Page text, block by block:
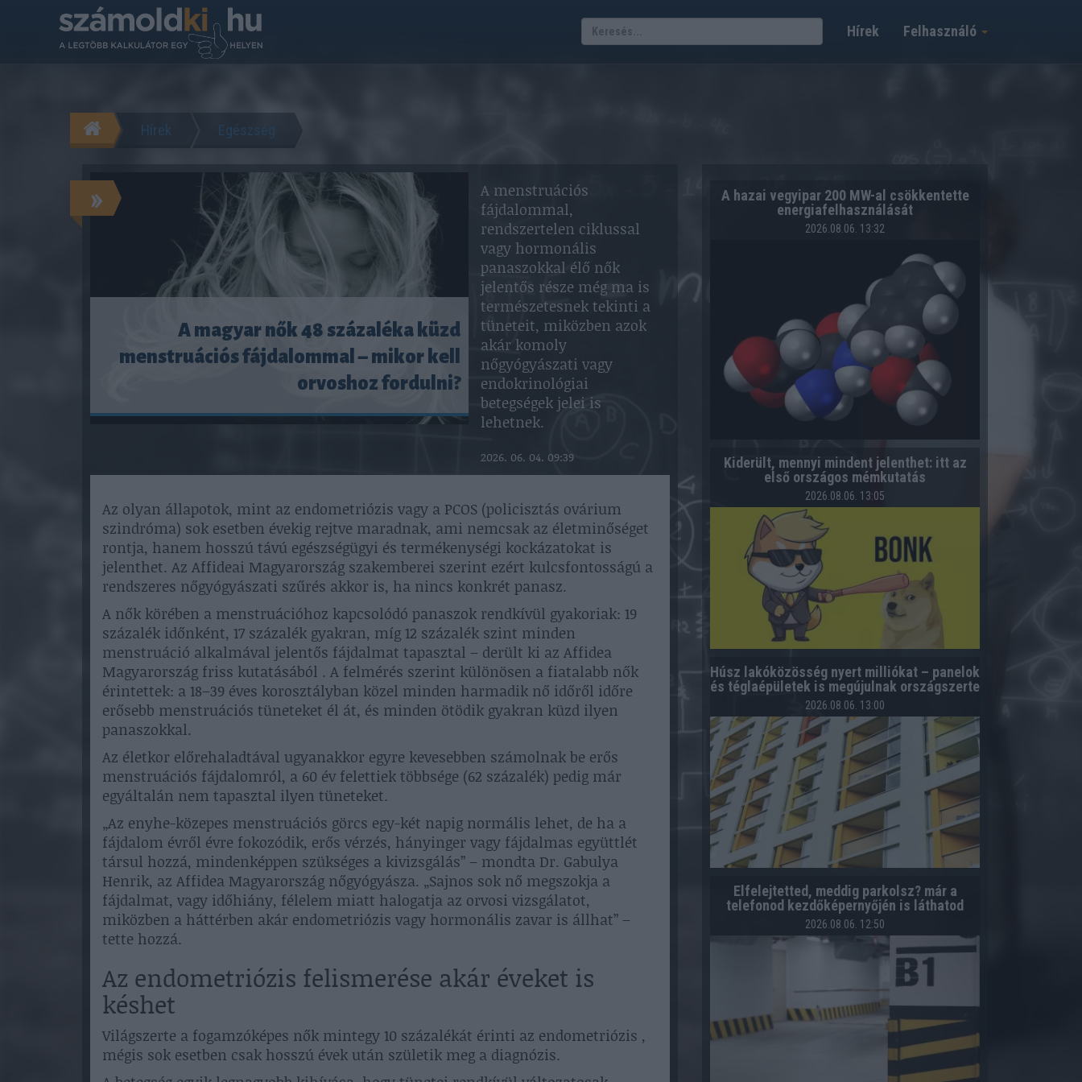
Felhasználó
Hírek
Hírek Egészség
»
A magyar nők 48 százaléka küzd
menstruációs fájdalommal – mikor kell
orvoshoz fordulni?
A menstruációs
fájdalommal,
rendszertelen ciklussal
vagy hormonális
panaszokkal élő nők
jelentős része még ma is
természetesnek tekinti a
tüneteit, miközben azok
akár komoly
nőgyógyászati vagy
endokrinológiai
betegségek jelei is
lehetnek.
2026. 06. 04. 09:39
Az olyan állapotok, mint az endometriózis vagy a PCOS (policisztás ovárium
szindróma) sok esetben évekig rejtve maradnak, ami nemcsak az életminőséget
rontja, hanem hosszú távú egészségügyi és termékenységi kockázatokat is
jelenthet. Az Affideai Magyarország szakemberei szerint ezért kulcsfontosságú a
rendszeres nőgyógyászati szűrés akkor is, ha nincs konkrét panasz.
A nők körében a menstruációhoz kapcsolódó panaszok rendkívül gyakoriak: 19
százalék időnként, 17 százalék gyakran, míg 12 százalék szint minden
menstruáció alkalmával jelentős fájdalmat tapasztal – derült ki az Affidea
Magyarország friss kutatásából . A felmérés szerint különösen a fiatalabb nők
érintettek: a 18–39 éves korosztályban közel minden harmadik nő időről időre
erősebb menstruációs tüneteket él át, és minden ötödik gyakran küzd ilyen
panaszokkal.
Az életkor előrehaladtával ugyanakkor egyre kevesebben számolnak be erős
menstruációs fájdalomról, a 60 év felettiek többsége (62 százalék) pedig már
egyáltalán nem tapasztal ilyen tüneteket.
„Az enyhe-közepes menstruációs görcs egy-két napig normális lehet, de ha a
fájdalom évről évre fokozódik, erős vérzés, hányinger vagy fájdalmas együttlét
társul hozzá, mindenképpen szükséges a kivizsgálás” – mondta Dr. Gabulya
Henrik, az Affidea Magyarország nőgyógyásza. „Sajnos sok nő megszokja a
fájdalmat, vagy időhiány, félelem miatt halogatja az orvosi vizsgálatot,
miközben a háttérben akár endometriózis vagy hormonális zavar is állhat” –
tette hozzá.
Az endometriózis felismerése akár éveket is
késhet
Világszerte a fogamzóképes nők mintegy 10 százalékát érinti az endometriózis ,
mégis sok esetben csak hosszú évek után születik meg a diagnózis.
A hazai vegyipar 200 MW-al csökkentette
energiafelhasználását
2026.08.06. 13:32
Kiderült, mennyi mindent jelenthet: itt az
első országos mémkutatás
2026.08.06. 13:05
Húsz lakóközösség nyert milliókat – panelok
és téglaépületek is megújulnak országszerte
2026.08.06. 13:00
Elfelejtetted, meddig parkolsz? már a
telefonod kezdőképernyőjén is láthatod
2026.08.06. 12:50